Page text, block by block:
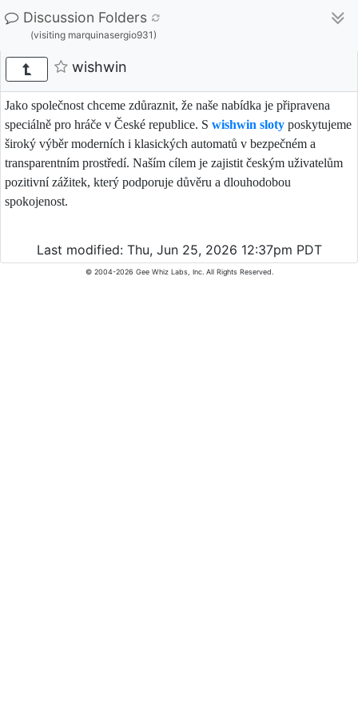
Discussion Folders
(visiting marquinasergio931)
wishwin
Jako společnost chceme zdůraznit, že naše nabídka je připravena
speciálně pro hráče v České republice. S wishwin sloty poskytujeme
široký výběr moderních i klasických automatů v bezpečném a
transparentním prostředí. Naším cílem je zajistit českým uživatelům
pozitivní zážitek, který podporuje důvěru a dlouhodobou
spokojenost.
Last modified: Thu, Jun 25, 2026 12:37pm PDT
© 2004-2026 Gee Whiz Labs, Inc. All Rights Reserved.